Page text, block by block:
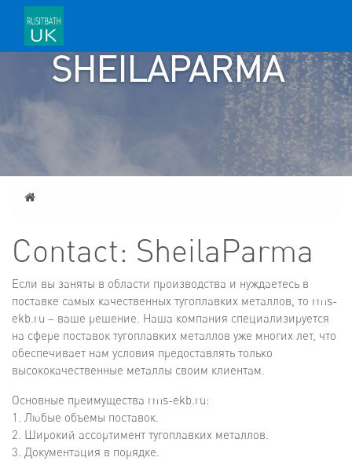
CONTACT:
SHEILAPARMA
Home
Contact: SheilaParma
Если вы заняты в области производства и нуждаетесь в
поставке самых качественных тугоплавких металлов, то rms-
ekb.ru – ваше решение. Наша компания специализируется
на сфере поставок тугоплавких металлов уже многих лет, что
обеспечивает нам условия предоставлять только
высококачественные металлы своим клиентам.
Основные преимущества rms-ekb.ru:
1. Любые объемы поставок.
2. Широкий ассортимент тугоплавких металлов.
3. Документация в порядке.